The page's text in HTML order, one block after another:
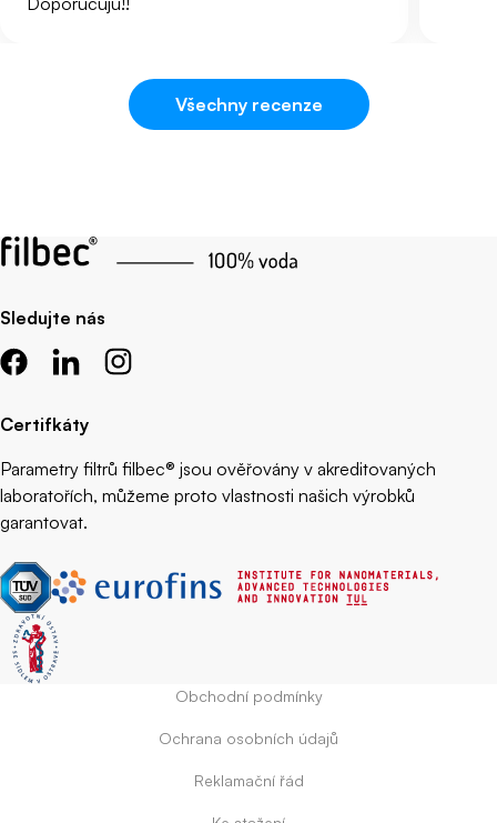
Všechny recenze
Sledujte nás
Certifkáty
Parametry filtrů filbec® jsou ověřovány v akreditovaných
laboratořích, můžeme proto vlastnosti našich výrobků
garantovat.
Obchodní podmínky
Ochrana osobních údajů
Reklamační řád